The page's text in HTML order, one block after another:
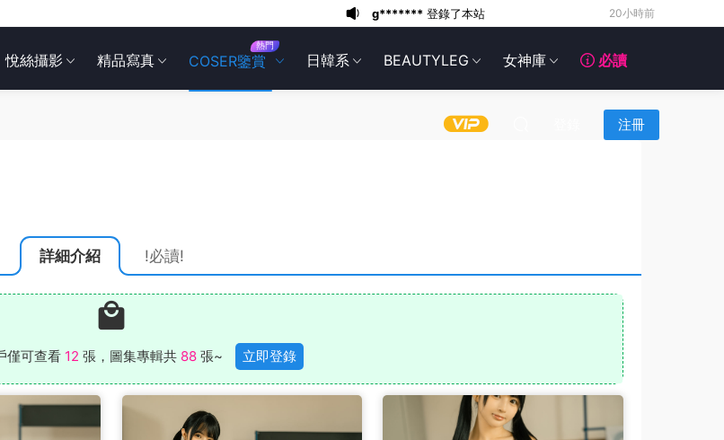
悅絲攝影 精品寫真 COSER鑒賞
熱門
日韓系 BEAUTYLEG 女神庫 必讀
注冊
g******* 登錄了本站 23小時前
6*******
6******* 1天前
1天前
詳細介紹 !必讀!
僅可查看 12 張，圖集專輯共 88張~ 立即登錄